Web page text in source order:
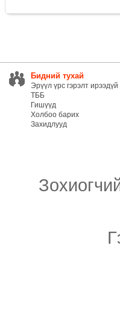
Бидний тухай
Эрүүл үрс гэрэлт ирээдүй
ТББ
Гишүүд
Холбоо барих
Захидлууд